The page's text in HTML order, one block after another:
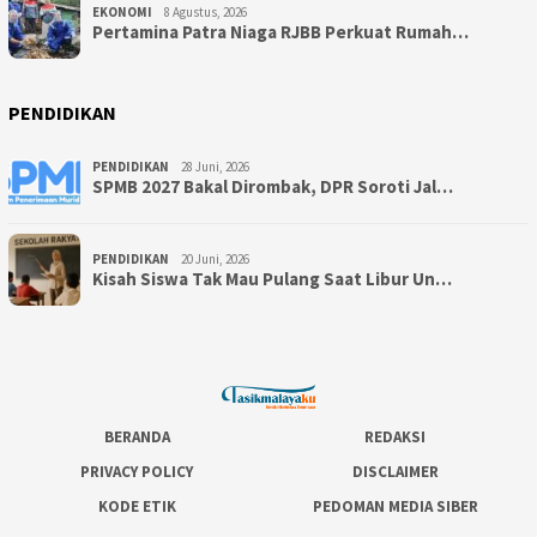
EKONOMI 8 Agustus, 2026
Pertamina Patra Niaga RJBB Perkuat Rumah…
PENDIDIKAN
PENDIDIKAN 28 Juni, 2026
SPMB 2027 Bakal Dirombak, DPR Soroti Jal…
PENDIDIKAN 20 Juni, 2026
Kisah Siswa Tak Mau Pulang Saat Libur Un…
BERANDA
REDAKSI
PRIVACY POLICY
DISCLAIMER
KODE ETIK
PEDOMAN MEDIA SIBER